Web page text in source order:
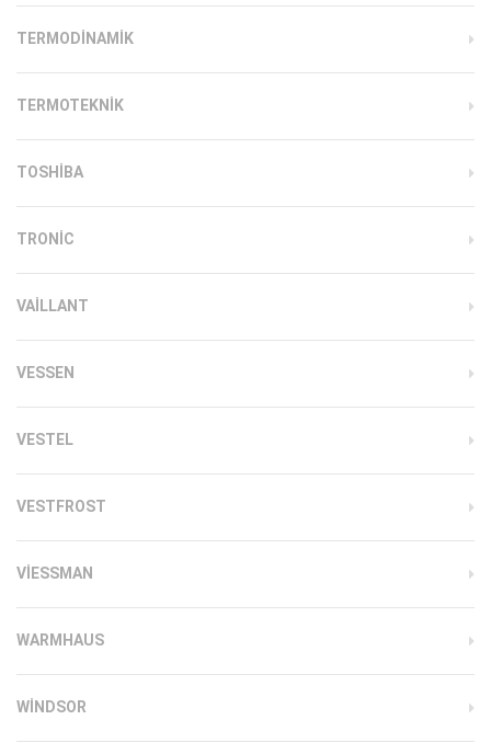
TERMODINAMIK
TERMOTEKNIK
TOSHIBA
TRONIC
VAILLANT
VESSEN
VESTEL
VESTFROST
VIESSMAN
WARMHAUS
WINDSOR